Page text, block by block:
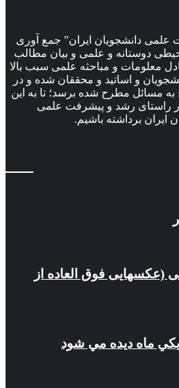
دانشجویان ایران” جمع آوری
دوستانه و علمی و بیان مطالب
معلومات و مباحثه علمی سبب بالا
و اساتید و محققان شده و در
به مسائل مطرح شده برسد؛ تا به این
راستای رشد و پیشرفت علمی
ایران برداشته باشیم.
(عکسهایی فوق العاده از
ماه ديده مي شود